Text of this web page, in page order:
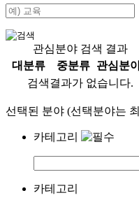
관심분야 검색 결과
대분류
중분류
관심분
검색결과가 없습니다.
선택된 분야 (선택분야는
카테고리
카테고리